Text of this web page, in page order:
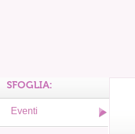
SFOGLIA:
Eventi